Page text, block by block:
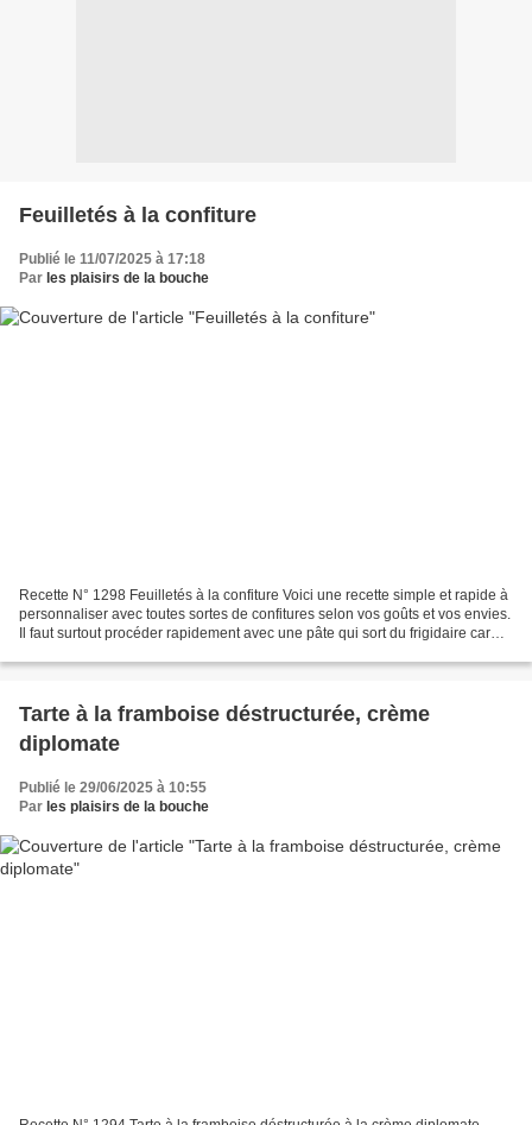
Feuilletés à la confiture
Publié le 11/07/2025 à 17:18
Par les plaisirs de la bouche
Recette N° 1298 Feuilletés à la confiture Voici une recette simple et rapide à
personnaliser avec toutes sortes de confitures selon vos goûts et vos envies.
Il faut surtout procéder rapidement avec une pâte qui sort du frigidaire car
Tarte à la framboise déstructurée, crème
diplomate
Publié le 29/06/2025 à 10:55
Par les plaisirs de la bouche